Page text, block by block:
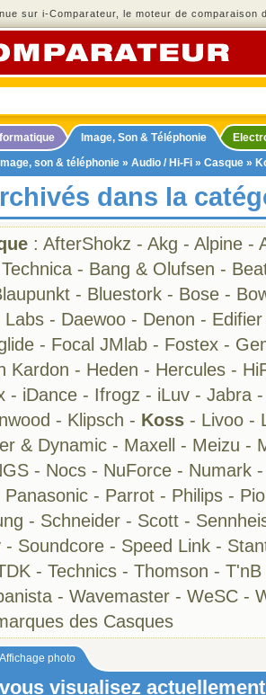
sur i-Comparateur, le moteur de comparaison
Image, Son & Téléphonie
Image, son & téléphonie » Audio / Hi-Fi » Casque »
dans la
: AfterShokz - Akg - Alpine -
- Bang & Olufsen -
- Bluestork - Bose -
Labs - Daewoo - Denon - Edifier
- Focal JMlab - Fostex -
Kardon - Heden - Hercules -
- iDance - Ifrogz - iLuv - Jabra
- Klipsch - Koss - Livoo -
& Dynamic - Maxell - Meizu -
- Nocs - NuForce - Numark
Panasonic - Parrot - Philips -
- Schneider - Scott -
- Soundcore - Speed Link -
- Technics - Thomson - T'nB
- Wavemaster - WeSC -
des Casques
Affichage photo
visualisez